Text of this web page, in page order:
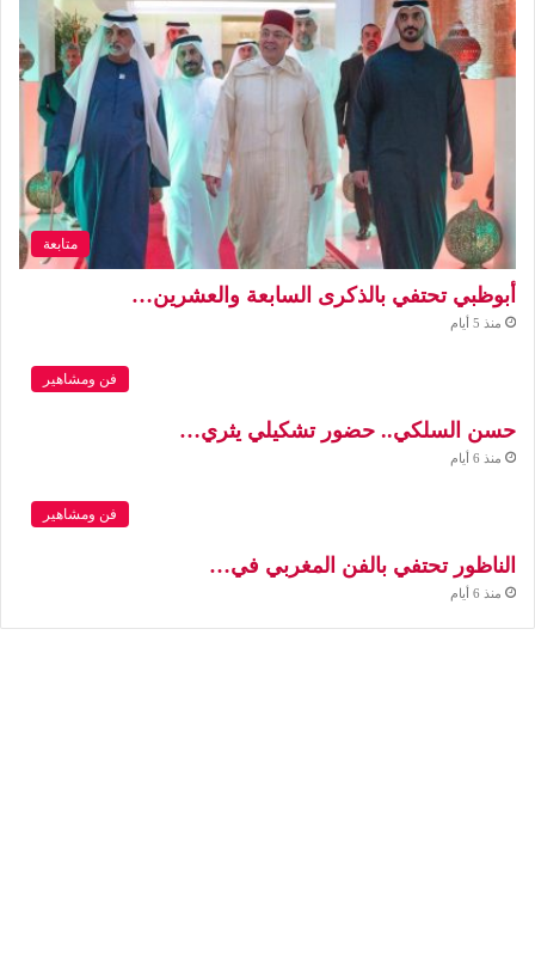
متابعة
أبوظبي تحتفي بالذكرى السابعة والعشرين…
منذ 5 أيام
فن ومشاهير
حسن السلكي.. حضور تشكيلي يثري…
منذ 6 أيام
فن ومشاهير
الناظور تحتفي بالفن المغربي في…
منذ 6 أيام